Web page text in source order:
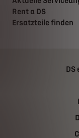
Rent a DS
Ersatzteile finden
DS